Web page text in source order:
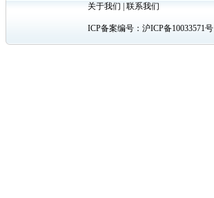
关于我们 |联系我们
ICP备案编号：沪ICP备10033571号